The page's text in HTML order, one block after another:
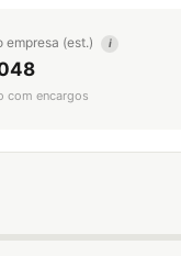
empresa (est.) i
com encargos